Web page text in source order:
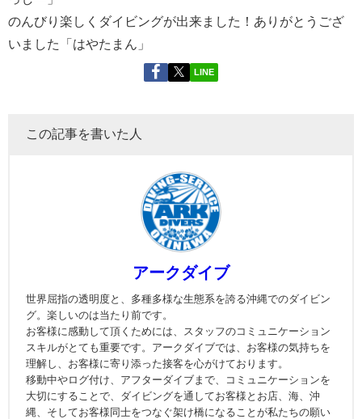
のんびり楽しくダイビングが出来ました！ありがとうござ
いました「はやたまん」
LINE
この記事を書いた人
アークダイブ
世界屈指の透明度と、多種多様な生態系を誇る沖縄でのダイビン
グ。楽しいのは当たり前です。
お客様に感動して頂くためには、スタッフのコミュニケーション
スキルがとても重要です。アークダイブでは、お客様の気持ちを
理解し、お客様に寄り添った接客を心がけております。
移動中やログ付け、アフターダイブまで、コミュニケーションを
大切にすることで、ダイビングを通してお客様とお店、海、沖
縄、そしてお客様同士をつなぐ架け橋になることが私たちの願い